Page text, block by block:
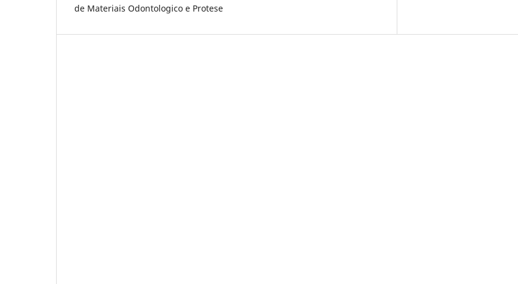
de Materiais Odontologico e Protese